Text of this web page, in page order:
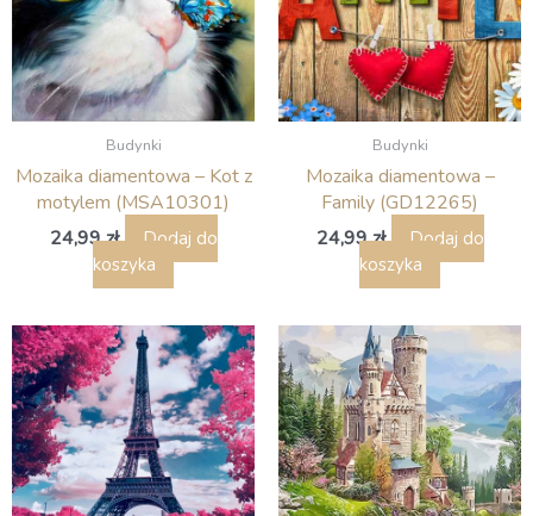
Budynki
Mozaika diamentowa – Kot z
motylem (MSA10301)
24,99zł
Dodaj do
koszyka
Budynki
Mozaika diamentowa –
Family (GD12265)
24,99zł
Dodaj do
koszyka